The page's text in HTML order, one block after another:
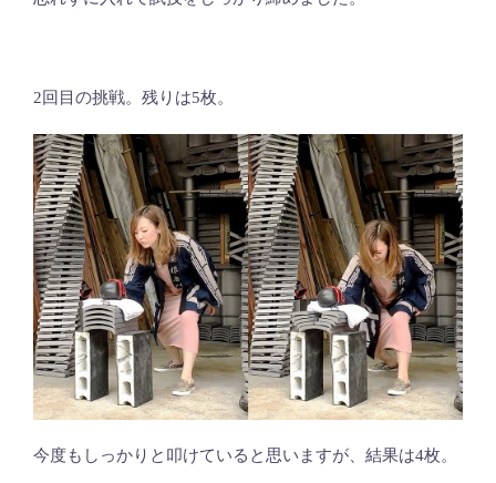
2回目の挑戦。残りは5枚。
今度もしっかりと叩けていると思いますが、結果は4枚。